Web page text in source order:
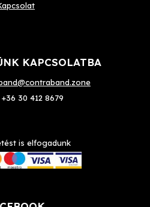
KAPCSOLATBA
+36 30 412 8679
is elfogadunk